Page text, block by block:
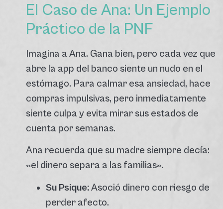
El Caso de Ana: Un Ejemplo
Práctico de la PNF
Imagina a Ana. Gana bien, pero cada vez que
abre la app del banco siente un nudo en el
estómago. Para calmar esa ansiedad, hace
compras impulsivas, pero inmediatamente
siente culpa y evita mirar sus estados de
cuenta por semanas.
Ana recuerda que su madre siempre decía:
«el dinero separa a las familias».
Su Psique:Asoció dinero con riesgo de
perder afecto.